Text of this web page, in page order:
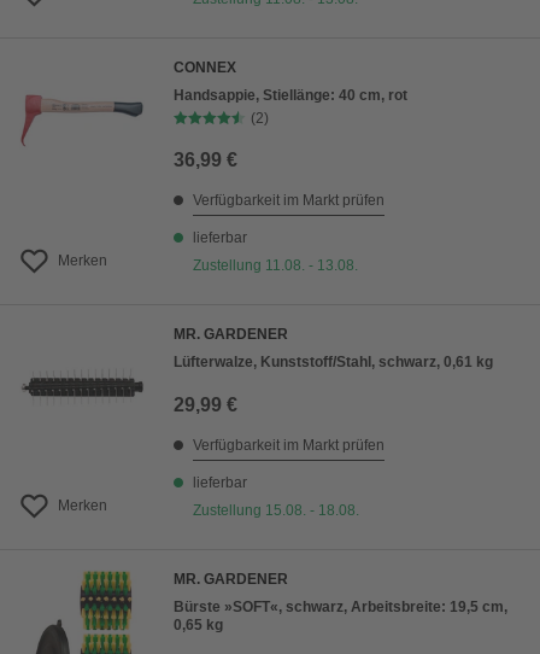
Merken
CONNEX
Handsappie, Stiellänge: 40 cm, rot
(2)
36,99 €
Verfügbarkeit im Markt prüfen
lieferbar
Zustellung 11.08. - 13.08.
Merken
MR. GARDENER
Lüfterwalze, Kunststoff/Stahl, schwarz, 0,61 kg
29,99 €
Verfügbarkeit im Markt prüfen
lieferbar
Zustellung 15.08. - 18.08.
MR. GARDENER
Bürste »SOFT«, schwarz, Arbeitsbreite: 19,5 cm,
0,65 kg